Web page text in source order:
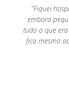
"Fiquei
embora
tudo o que
fica mesmo